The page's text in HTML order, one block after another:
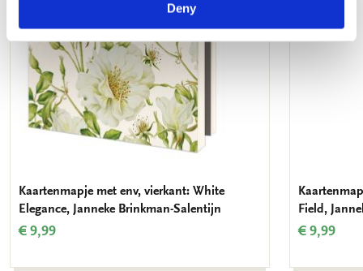
Deny
Kaartenmapje met env, vierkant: White
Elegance, Janneke Brinkman-Salentijn
€ 9,99
Field,
€ 9,99